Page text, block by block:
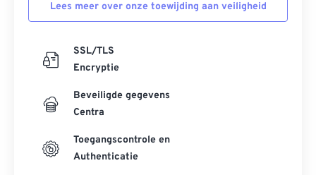
Lees meer over onze toewijding aan veiligheid
SSL/TLS
Encryptie
Beveiligde gegevens
Centra
Toegangscontrole en
Authenticatie